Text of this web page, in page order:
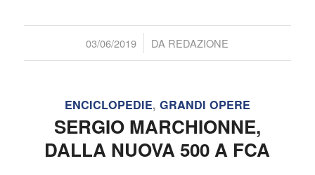
03/06/2019
/ DA REDAZIONE
ENCICLOPEDIE, GRANDI OPERE
SERGIO MARCHIONNE,
DALLA NUOVA 500 A FCA